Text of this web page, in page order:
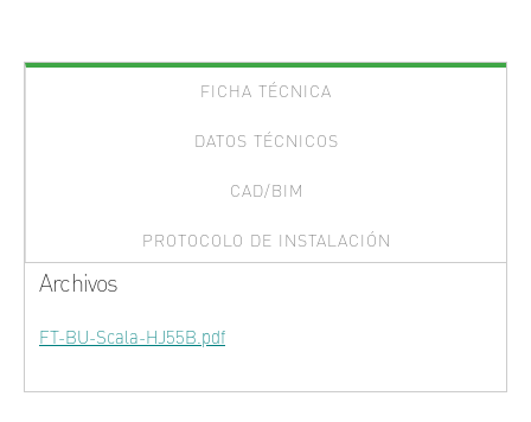
FICHA TÉCNICA
DATOS TÉCNICOS
CAD/BIM
PROTOCOLO DE INSTALACIÓN
Archivos
FT-BU-Scala-HJ55B.pdf